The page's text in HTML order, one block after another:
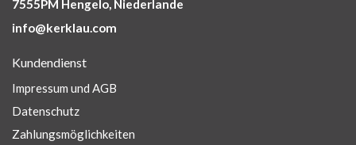
7555PM Hengelo, Niederlande
info@kerklau.com
Kundendienst
Impressum und AGB
Datenschutz
Zahlungsmöglichkeiten